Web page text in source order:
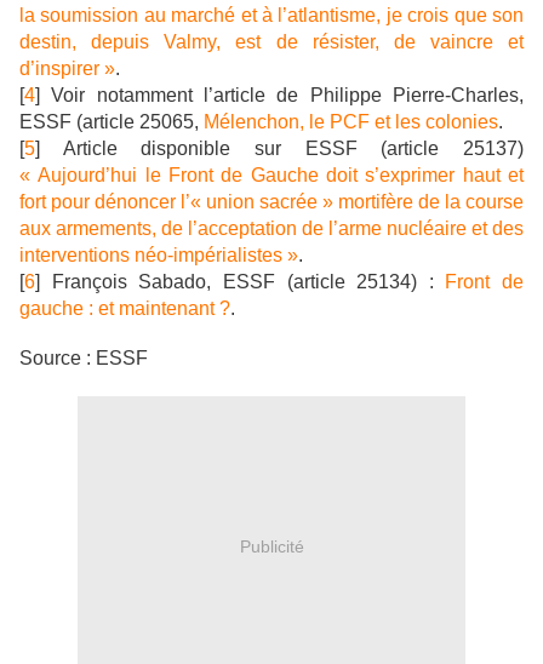
la soumission au marché et à l’atlantisme, je crois que son
destin, depuis Valmy, est de résister, de vaincre et
d’inspirer ».
[4] Voir notamment l’article de Philippe Pierre-Charles,
ESSF (article 25065, Mélenchon, le PCF et les colonies.
[5] Article disponible sur ESSF (article 25137)
« Aujourd’hui le Front de Gauche doit s’exprimer haut et
fort pour dénoncer l’« union sacrée » mortifère de la course
aux armements, de l’acceptation de l’arme nucléaire et des
interventions néo-impérialistes ».
[6] François Sabado, ESSF (article 25134) : Front de
gauche : et maintenant ?.
Source : ESSF
Publicité